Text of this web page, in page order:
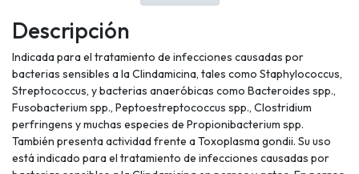
Descripción
Indicada para el tratamiento de infecciones causadas por
bacterias sensibles a la Clindamicina, tales como Staphylococcus,
Streptococcus, y bacterias anaeróbicas como Bacteroides spp.,
Fusobacterium spp., Peptoestreptococcus spp., Clostridium
perfringens y muchas especies de Propionibacterium spp.
También presenta actividad frente a Toxoplasma gondii. Su uso
está indicado para el tratamiento de infecciones causadas por